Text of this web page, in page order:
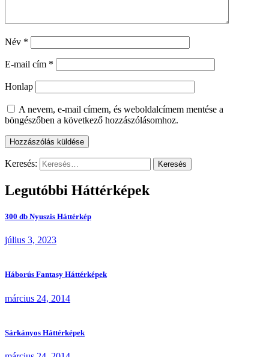
Név *
E-mail cím *
Honlap
A nevem, e-mail címem, és weboldalcímem mentése a
böngészőben a következő hozzászólásomhoz.
Keresés:
Legutóbbi Háttérképek
300 db Nyuszis Háttérkép
július 3, 2023
Háborús Fantasy Háttérképek
március 24, 2014
Sárkányos Háttérképek